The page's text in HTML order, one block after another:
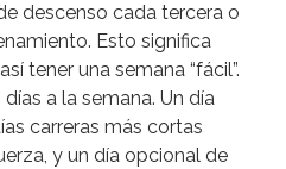
descenso cada tercera o
Esto significa
tener una semana “fácil”.
a la semana. Un día
carreras más cortas
y un día opcional de